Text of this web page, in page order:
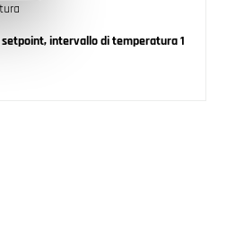
setpoint, intervallo di temperatura 1